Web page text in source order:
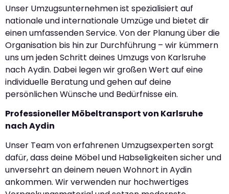
Unser Umzugsunternehmen ist spezialisiert auf
nationale und internationale Umzüge und bietet dir
einen umfassenden Service. Von der Planung über die
Organisation bis hin zur Durchführung – wir kümmern
uns um jeden Schritt deines Umzugs von Karlsruhe
nach Aydin. Dabei legen wir großen Wert auf eine
individuelle Beratung und gehen auf deine
persönlichen Wünsche und Bedürfnisse ein.
Professioneller Möbeltransport von Karlsruhe
nach Aydin
Unser Team von erfahrenen Umzugsexperten sorgt
dafür, dass deine Möbel und Habseligkeiten sicher und
unversehrt an deinem neuen Wohnort in Aydin
ankommen. Wir verwenden nur hochwertiges